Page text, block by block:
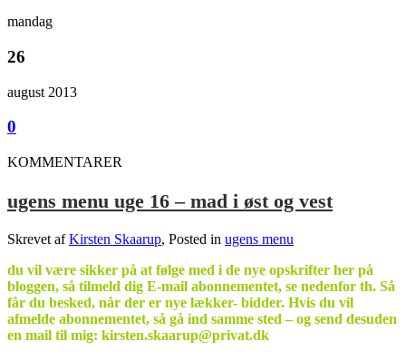
mandag
26
august 2013
0
KOMMENTARER
ugens menu uge 16 – mad i øst og vest
Skrevet afKirsten Skaarup, Posted in ugens menu
du vil være sikker på at følge med i de nye opskrifter her på
bloggen, så tilmeld dig E-mail abonnementet, se nedenfor th. Så
får du besked, når der er nye lækker- bidder. Hvis du vil
afmelde abonnementet, så gå ind samme sted – og send desuden
en mail til mig: kirsten.skaarup@privat.dk